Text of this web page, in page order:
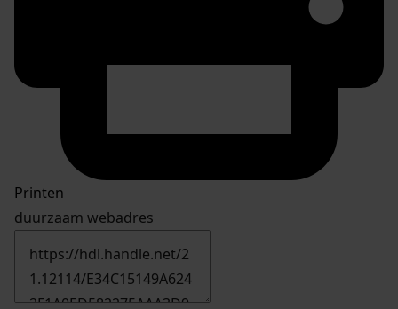
Printen
duurzaam webadres